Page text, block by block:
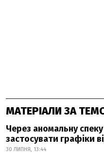
МАТЕРІАЛИ ЗА
Через аномальну
застосувати графіки
30 ЛИПНЯ, 13:44